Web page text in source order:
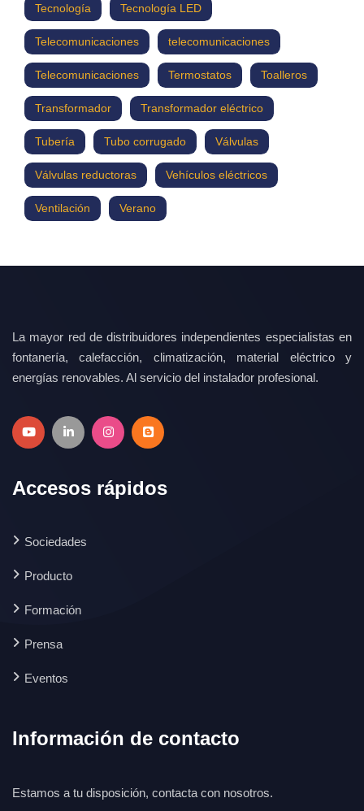
Tecnología Tecnología LED
Telecomunicaciones telecomunicaciones
Telecomunicaciones Termostatos Toalleros
Transformador Transformador eléctrico
Tubería Tubo corrugado Válvulas
Válvulas reductoras Vehículos eléctricos
Ventilación Verano
La mayor red de distribuidores independientes especialistas en
fontanería, calefacción, climatización, material eléctrico y
energías renovables. Al servicio del instalador profesional.
Accesos rápidos
Sociedades
Producto
Formación
Prensa
Eventos
Información de contacto
Estamos a tu disposición, contacta con nosotros.